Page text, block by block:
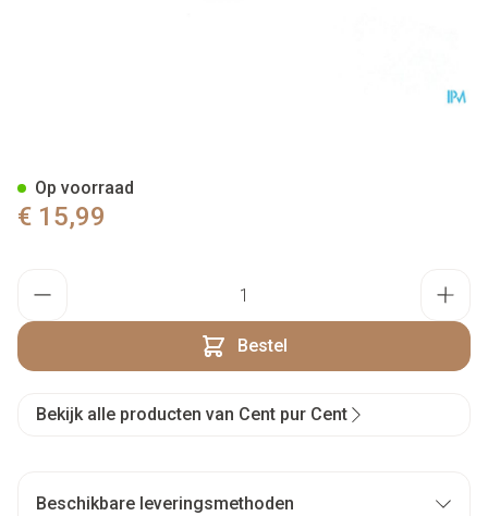
€ 15,99
Bestel
Op voorraad
Bekijk alle producten van Cent pur Cent
Beschikbare leveringsmethoden